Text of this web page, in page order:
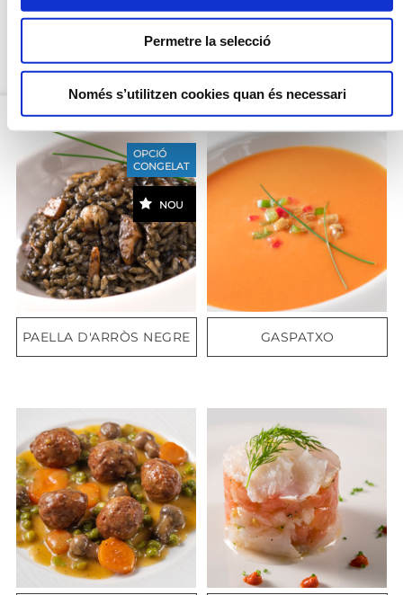
Permetre la selecció
Només s’utilitzen cookies quan és necessari
VALORS NUTRICIONALS
PAELLA D'ARRÒS NEGRE
OPCIÓ
CONGELAT
NOU
GASPATXO